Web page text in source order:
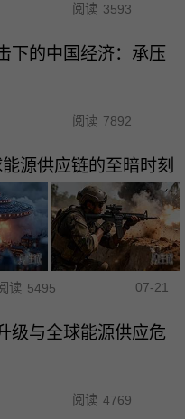
阅读 3593
下的中国经济：承压
阅读 7892
源供应链的至暗时刻
读 5495 07-21
级与全球能源供应危
阅读 4769